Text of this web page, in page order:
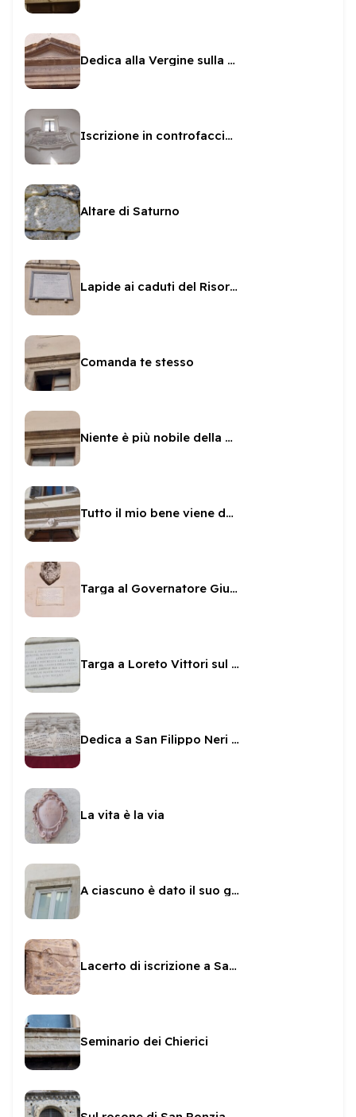
Dedica alla Vergine sulla Manna d'Oro
Iscrizione in controfacciata a San Pietro
Altare di Saturno
Lapide ai caduti del Risorgimento sul Municipio
Comanda te stesso
Niente è più nobile della virtù
Tutto il mio bene viene da Dio
Targa al Governatore Giulio Savelli sul Municipio
Targa a Loreto Vittori sul Municipio
Dedica a San Filippo Neri e Mondilio Orsini
La vita è la via
A ciascuno è dato il suo giorno
Lacerto di iscrizione a Sante Paolini
Seminario dei Chierici